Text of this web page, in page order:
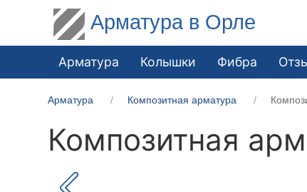
Арматура в Орле
Арматура Колышки Фибра
Арматура Композитная арматура
Композитная